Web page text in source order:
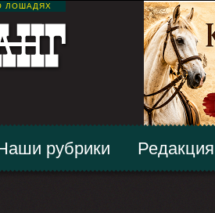
ЛОШАДЯХ
рубрики Редакция